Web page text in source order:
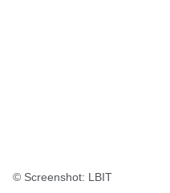
© Screenshot: LBIT